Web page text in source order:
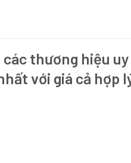
thương hiệu
với giá cả hợp